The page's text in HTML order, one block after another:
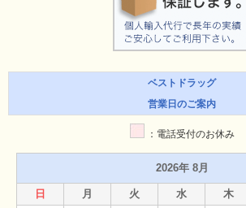
ベストドラッグ
営業日のご案内
：電話受付のお休み
2026年 8月
日 月 火 水 木